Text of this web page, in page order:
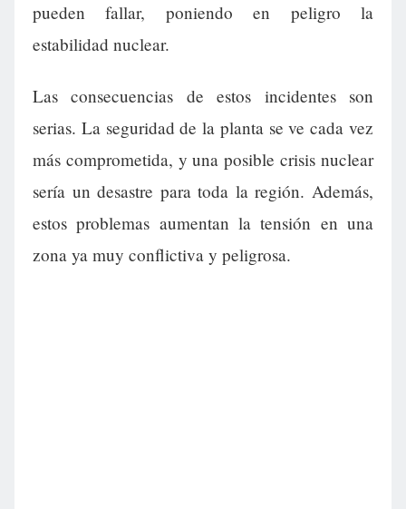
pueden fallar, poniendo en peligro la
estabilidad nuclear.
Las consecuencias de estos incidentes son
serias. La seguridad de la planta se ve cada vez
más comprometida, y una posible crisis nuclear
sería un desastre para toda la región. Además,
estos problemas aumentan la tensión en una
zona ya muy conflictiva y peligrosa.